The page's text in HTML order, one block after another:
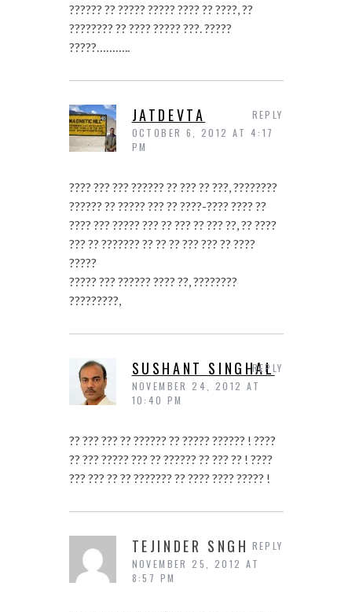
?????? ?? ????? ????? ???? ?? ????, ??
???????? ?? ???? ????? ???. ?????
?????………..
JATDEVTA
OCTOBER 6, 2012 AT 4:17
PM
???? ??? ??? ?????? ?? ??? ?? ???, ????????
?????? ?? ????? ??? ?? ????-???? ???? ??
???? ??? ????? ??? ?? ??? ?? ??? ??, ?? ????
??? ?? ??????? ?? ?? ?? ??? ??? ?? ????
?????
????? ??? ?????? ???? ??, ????????
?????????,
REPLY
SUSHANT SINGHAL
NOVEMBER 24, 2012 AT
10:40 PM
?? ??? ??? ?? ?????? ?? ????? ?????? ! ????
?? ??? ????? ??? ?? ?????? ?? ??? ?? ! ????
??? ??? ?? ?? ??????? ?? ???? ???? ????? !
REPLY
TEJINDER SNGH
NOVEMBER 25, 2012 AT
8:57 PM
REPLY